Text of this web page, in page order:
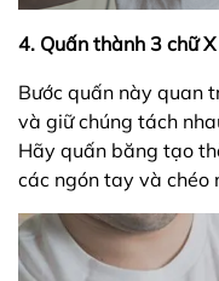
4. Quấn thành 3 chữ
Bước quấn này quan
và giữ chúng tách
Hãy quấn băng tạo
các ngón tay và chéo